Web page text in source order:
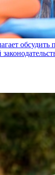
обсудить